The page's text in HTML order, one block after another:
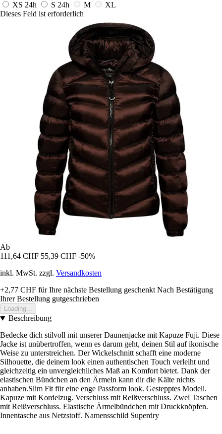
XS 24h S 24h M
XL
Dieses Feld ist erforderlich
Ab
111,64 CHF 55,39 CHF -50%
inkl. MwSt. zzgl. Versandkosten
+2,77 CHF für Ihre nächste Bestellung geschenkt Nach Bestätigung
Ihrer Bestellung gutgeschrieben
Loading...
Beschreibung
Bedecke dich stilvoll mit unserer Daunenjacke mit Kapuze Fuji. Diese
Jacke ist unübertroffen, wenn es darum geht, deinen Stil auf ikonische
Weise zu unterstreichen. Der Wickelschnitt schafft eine moderne
Silhouette, die deinem look einen authentischen Touch verleiht und
gleichzeitig ein unvergleichliches Maß an Komfort bietet. Dank der
elastischen Bündchen an den Ärmeln kann dir die Kälte nichts
anhaben.Slim Fit für eine enge Passform look. Gestepptes Modell.
Kapuze mit Kordelzug. Verschluss mit Reißverschluss. Zwei Taschen
mit Reißverschluss. Elastische Ärmelbündchen mit Druckknöpfen.
Innentasche aus Netzstoff. Namensschild Superdry